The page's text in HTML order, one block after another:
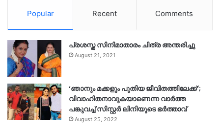
Popular Recent Comments
പ്രശസ്ത സിനിമാതാരം ചിത്ര അന്തരിച്ചു
August 21, 2021
‘ഞാനും മക്കളും പുതിയ ജീവിതത്തിലേക്ക്’;
വിവാഹിതനാവുകയാണെന്ന വാർത്ത
പങ്കുവച്ച് സിസ്റ്റർ ലിനിയുടെ ഭർത്താവ്
August 25, 2022